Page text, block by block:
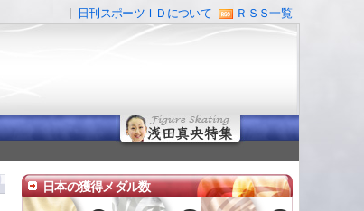
日刊スポーツＩＤについて ＲＳＳ一覧
日本の獲得メダル数